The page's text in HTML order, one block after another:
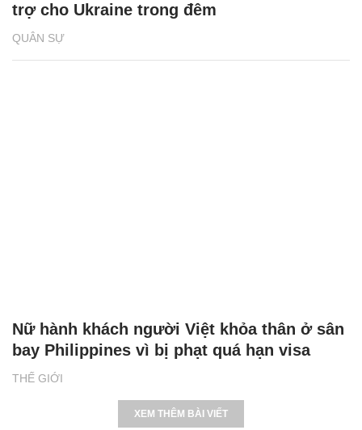
QUÂN SỰ
trợ cho Ukraine trong đêm
THẾ GIỚI
Nữ hành khách người Việt khỏa thân ở sân
bay Philippines vì bị phạt quá hạn visa
XEM THÊM BÀI VIẾT